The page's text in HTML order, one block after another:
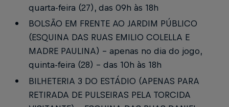
quarta-feira (27), das 09h às 18h
BOLSÃO EM FRENTE AO JARDIM PÚBLICO
(ESQUINA DAS RUAS EMILIO COLELLA E
MADRE PAULINA) – apenas no dia do jogo,
quinta-feira (28) – das 10h às 18h
BILHETERIA 3 DO ESTÁDIO (APENAS PARA
RETIRADA DE PULSEIRAS PELA TORCIDA